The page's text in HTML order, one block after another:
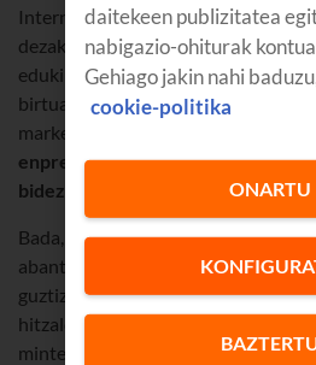
Internet bidez, webinarrak
dezakezue, eta areto birtualetara
eduki eta harreman komertzialak
birtualak trukatzeko. Egoera
marketin digitaleko kontzeptu berri
enpresen arteko elkarreragin
bidezkoan
oinarritutakoa.
Bada, Euskaltelek ere bere egin
abantailak.
2020ko Jardunaldi
guztiz. Eraikin birtual batean egin
hitzaldiak entzun ahal izan dira, gai
mintegietan parte hartu,
daitekeen publizitatea
nabigazio-ohiturak
Gehiago jakin nahi
cookie-politika
ONARTU